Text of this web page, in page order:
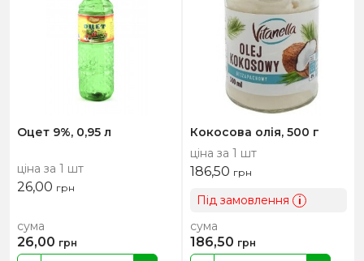
Оцет 9%, 0,95 л
ціна за 1 шт
26,00 грн
сума
26,00 грн
Кокосова олія, 500 г
ціна за 1 шт
186,50 грн
Під замовлення i
сума
186,50 грн